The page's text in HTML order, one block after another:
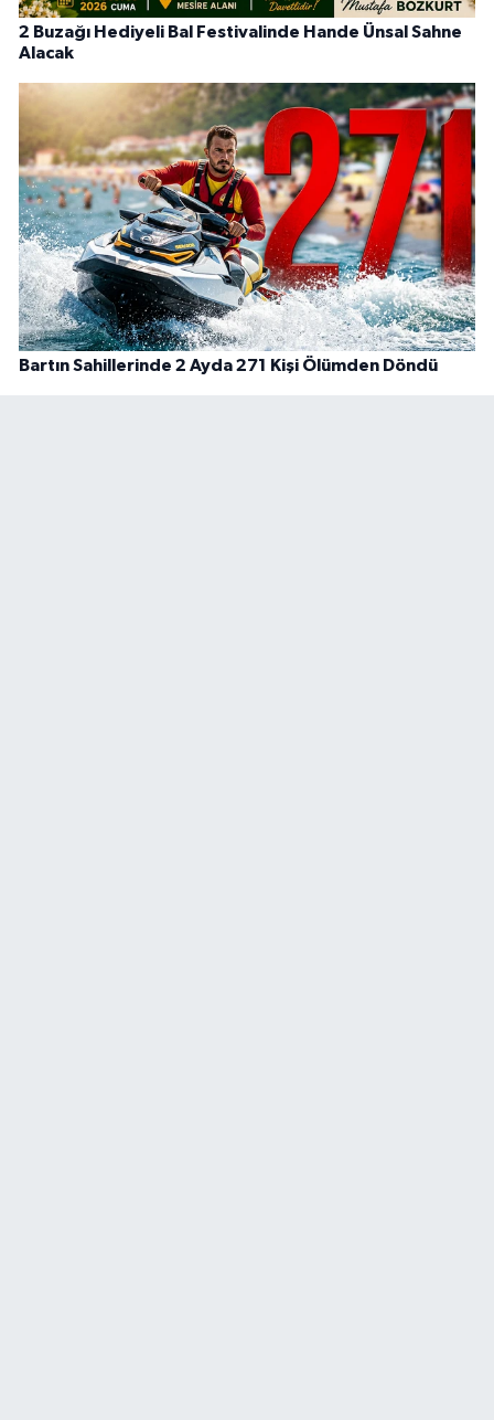
2 Buzağı Hediyeli Bal Festivalinde Hande Ünsal Sahne
Alacak
Bartın Sahillerinde 2 Ayda 271 Kişi Ölümden Döndü